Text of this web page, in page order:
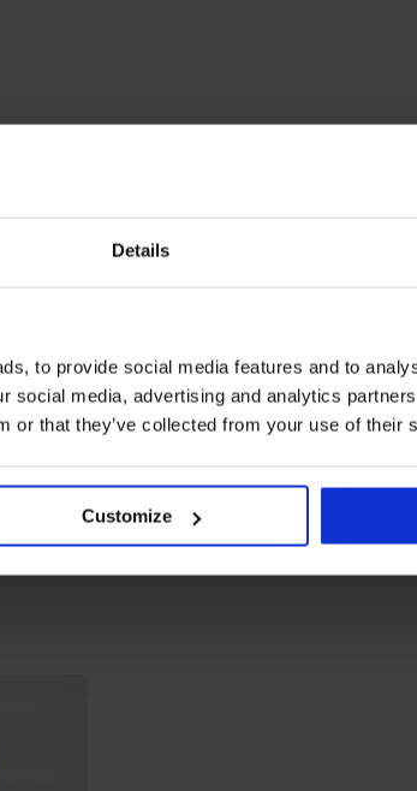
Details
to provide social media features and to
social media, advertising and analytics
or that they’ve collected from your use of their
Customize